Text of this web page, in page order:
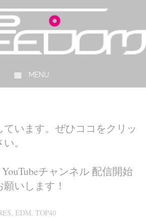
MENU
います。ぜひココをクリッ
。
チャンネル 配信開始
いします！
EDM TOP40